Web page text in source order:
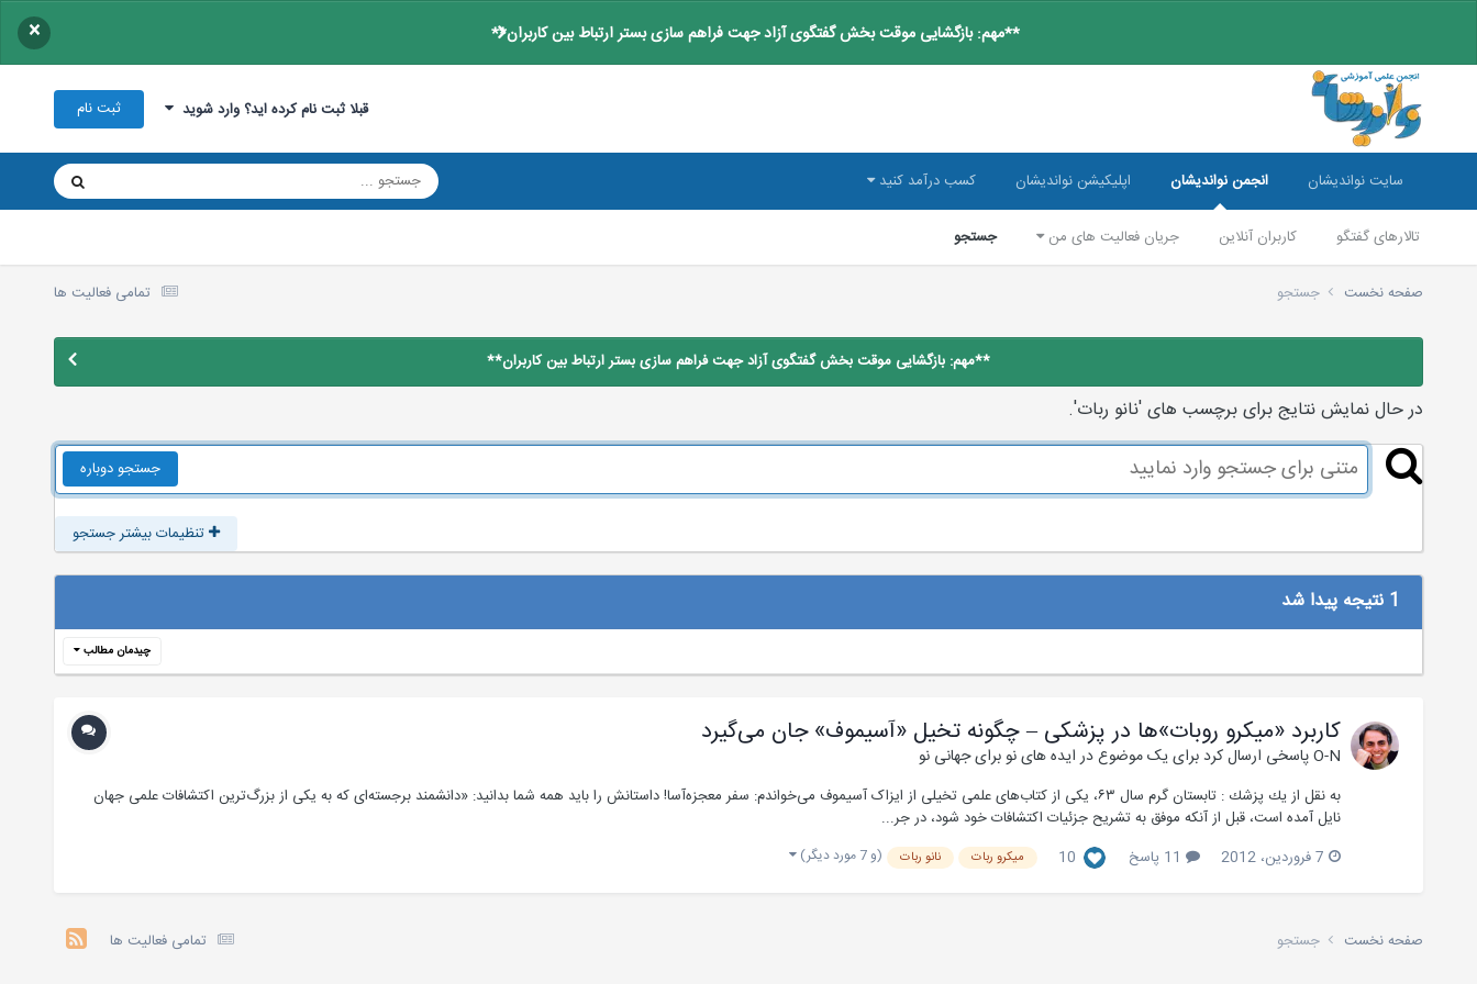
**مهم: بازگشایی موقت بخش گفتگوی آزاد جهت فراهم سازی بستر ارتباط بین کاربران** ×
قبلا ثبت نام کرده اید؟ وارد شوید ثبت نام
سایت نواندیشان انجمن نواندیشان
تالارهای گفتگو کاربران آنلاین جریان فعالیت های من جستجو
اپلیکیشن نواندیشان کسب درآمد کنید
تمامی فعالیت ها صفحه نخست جستجو
**مهم: بازگشایی موقت بخش گفتگوی آزاد جهت فراهم سازی بستر ارتباط بین کاربران**
در حال نمایش نتایج برای برچسب های 'نانو ربات'.
جستجو دوباره
تنظیمات بیشتر جستجو
1 نتیجه پیدا شد
چیدمان مطالب
کاربرد «میکرو روبات»‌ها در پزشکی – چگونه تخیل «آسیموف» جان می‌گیرد
O-Nپاسخی ارسال کرد برای یک موضوع درایده های نو برای جهانی نو
به نقل از يك پزشك : تابستان گرم سال ۶۳، یکی از کتاب‌های علمی تخیلی از ایزاک آسیموف می‌خواندم: سفر معجزه‌آسا! داستانش را باید همه شما بدانید: «دانشمند برجسته‌ای که به یکی از بزرگ‌ترین اکتشافات علمی جهان
نایل آمده است، قبل از آنکه موفق به تشریح جزئیات اکتشافات خود شود، در جر...
7 فروردین، 2012
11 پاسخ 10 ميكرو ربات نانو ربات (و 7 مورد دیگر)
تمامی فعالیت ها صفحه نخست جستجو